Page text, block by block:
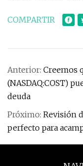
COMPARTIR
Anterior: Creemos
(NASDAQ:COST)
deuda
Próximo: Revisión
perfecto para